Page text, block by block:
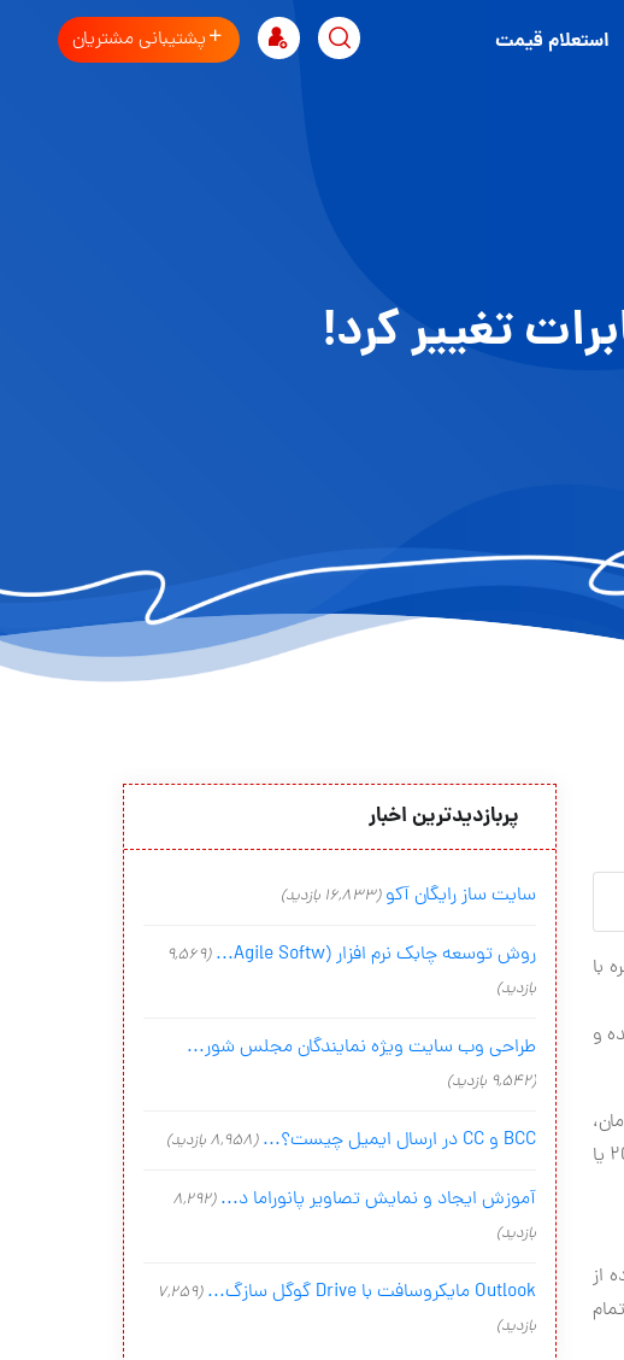
استعلام قیمت پشتیبانی مشتریان
تغییر کرد!
با
را به خود دیده و
اند باید گفت که علاوه بر کاهش قیمت هر گیگ حجم به ۳۰۰۰ تومان،
این کاهش به اینترنت همراه نیز سرایت کرد، بطوریکه تعرفه استفاده آزاد از اینترنت همراه، فارغ از نسل و تکنولوژی آن (۲G یا
برای استفاده از
برای وی تمام
پربازدیدترین اخبار
سایت ساز رایگان آکو (16,833 بازدید)
روش توسعه چابک نرم افزار (Agile Softw...
(9,569
بازدید)
طراحی وب سایت ویژه نمایندگان مجلس شور...
(9,542 بازدید)
BCC و CC در ارسال ایمیل چیست؟... (8,958 بازدید)
آموزش ایجاد و نمایش تصاویر پانوراما د... (8,292
بازدید)
Outlook مایکروسافت با Drive گوگل سازگ...
(7,259
بازدید)